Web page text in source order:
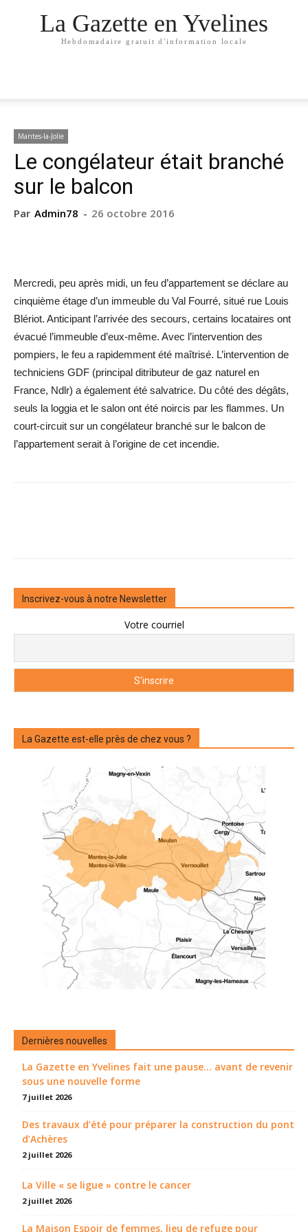
La Gazette en Yvelines
Hebdomadaire gratuit d'information locale
Mantes-la-Jolie
Le congélateur était branché
sur le balcon
Par Admin78 - 26 octobre 2016
Mercredi, peu après midi, un feu d’appartement se déclare au
cinquième étage d’un immeuble du Val Fourré, situé rue Louis
Blériot. Anticipant l’arrivée des secours, certains locataires ont
évacué l’immeuble d’eux-même. Avec l’intervention des
pompiers, le feu a rapidemment été maîtrisé. L’intervention de
techniciens GDF (principal ditributeur de gaz naturel en
France, Ndlr) a également été salvatrice. Du côté des dégâts,
seuls la loggia et le salon ont été noircis par les flammes. Un
court-circuit sur un congélateur branché sur le balcon de
l’appartement serait à l’origine de cet incendie.
Inscrivez-vous à notre Newsletter
Votre courriel
La Gazette est-elle près de chez vous ?
Dernières nouvelles
La Gazette en Yvelines fait une pause... avant de revenir
sous une nouvelle forme
7 juillet 2026
Des travaux d’été pour préparer la construction du pont
d’Achères
2 juillet 2026
La Ville « se ligue » contre le cancer
2 juillet 2026
La Maison Espoir de femmes, lieu de refuge pour